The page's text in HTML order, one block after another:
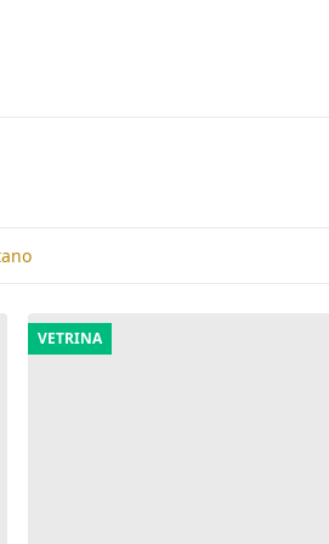
VETRINA